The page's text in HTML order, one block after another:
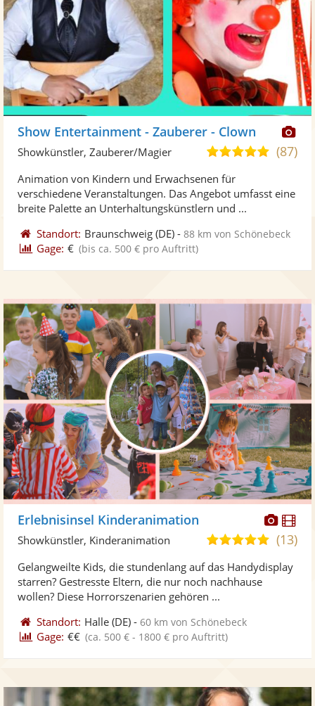
Show Entertainment - Zauberer - Clown
4,9(87)
Showkünstler, Zauberer/Magier
Animation von Kindern und Erwachsenen für
verschiedene Veranstaltungen. Das Angebot umfasst eine
breite Palette an Unterhaltungskünstlern und ...
Standort: Braunschweig (DE) -88 km von Schönebeck
Gage: € (bis ca. 500 € pro Auftritt)
Fotos
Erlebnisinsel Kinderanimation
5,0
5
(13)
Showkünstler, Kinderanimation
Gelangweilte Kids, die stundenlang auf das Handydisplay
starren? Gestresste Eltern, die nur noch nachhause
wollen? Diese Horrorszenarien gehören ...
Standort: Halle (DE) -60 km von Schönebeck
Gage: €€ (ca. 500 € - 1800 € pro Auftritt)